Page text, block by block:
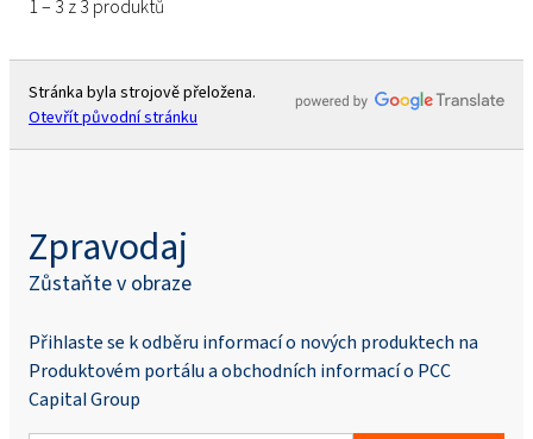
1 – 3 z 3 produktů
Stránka byla strojově přeložena.
Otevřít původní stránku
Zpravodaj
Zůstaňte v obraze
Přihlaste se k odběru informací o nových produktech na
Produktovém portálu a obchodních informací o PCC
Capital Group